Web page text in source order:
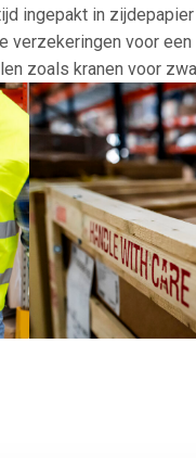
ingepakt in
verzekeringen voor
zoals kranen voor